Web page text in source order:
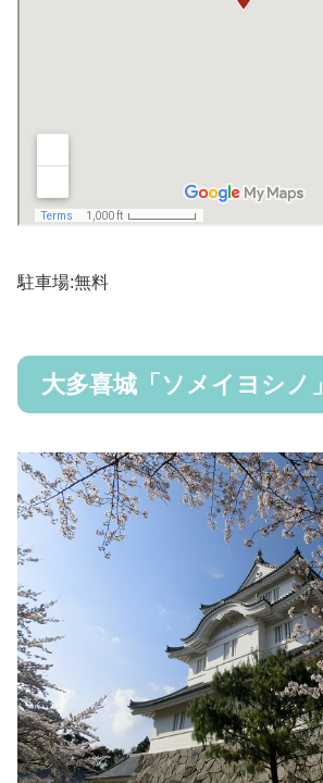
駐車場:無料
大多喜城「ソメイヨシノ」